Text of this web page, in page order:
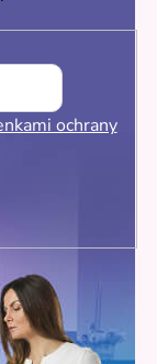
ochrany